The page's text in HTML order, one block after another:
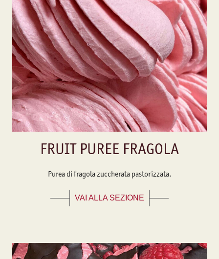
FRUIT PUREE FRAGOLA
Purea di fragola zuccherata pastorizzata.
VAI ALLA SEZIONE